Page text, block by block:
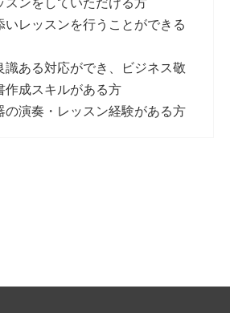
いレッスンを行うことができる
識ある対応ができ、ビジネス敬
作成スキルがある方
の演奏・レッスン経験がある方